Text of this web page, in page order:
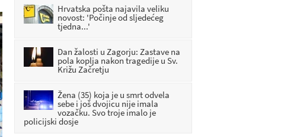
Hrvatska pošta najavila veliku
novost: 'Počinje od sljedećeg
tjedna...'
Dan žalosti u Zagorju: Zastave na
pola koplja nakon tragedije u Sv.
Križu Začretju
Žena (35) koja je u smrt odvela
sebe i još dvojicu nije imala
vozačku. Svo troje imalo je
policijski dosje